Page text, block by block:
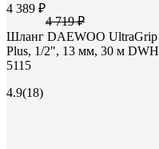
4 389 ₽
4 719 ₽
Шланг DAEWOO UltraGrip
Plus, 1/2", 13 мм, 30 м DWH
5115
4.9(18)